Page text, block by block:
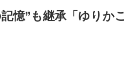
憶”も継承「ゆりか